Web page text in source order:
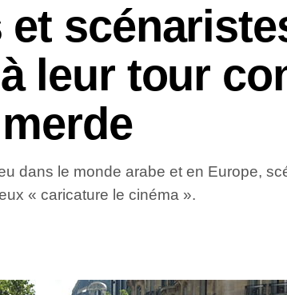
et
leur tour
dans le monde arabe et en Europe,
« caricature le cinéma ».